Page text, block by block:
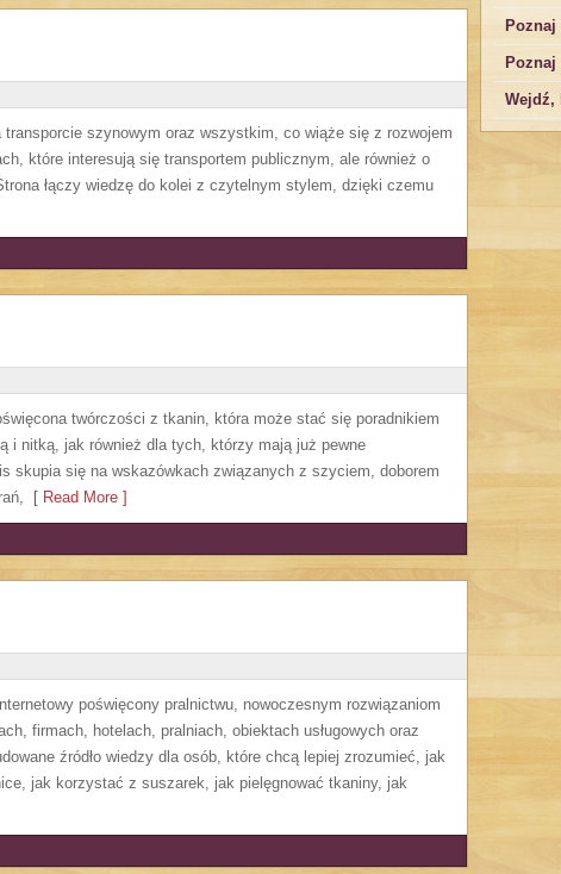
szynowym oraz wszystkim, co wiąże się z rozwojem
które interesują się transportem publicznym, ale również o
łączy wiedzę do kolei z czytelnym stylem, dzięki czemu
twórczości z tkanin, która może stać się poradnikiem
i nitką, jak również dla tych, którzy mają już pewne
skupia się na wskazówkach związanych z szyciem, doborem
[ Read More ]
poświęcony pralnictwu, nowoczesnym rozwiązaniom
firmach, hotelach, pralniach, obiektach usługowych oraz
źródło wiedzy dla osób, które chcą lepiej zrozumieć, jak
jak korzystać z suszarek, jak pielęgnować tkaniny, jak
Poznaj
Poznaj
Wejdź,